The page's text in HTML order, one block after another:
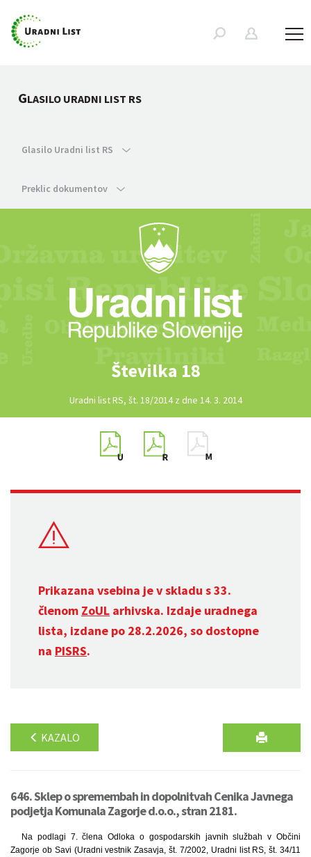
GLASILO URADNI LIST RS
Glasilo Uradni list RS
Preklic dokumentov
Številka 18
Uradni list RS, št. 18/2014 z dne 14. 3. 2014
Prikazana vsebina je v skladu s 33.
členom ZoUL arhivska. Izdaje uradnega
lista, izdane po 28.2.2026, so dostopne
na PISRS.
KAZALO
646. Sklep o spremembah in dopolnitvah Cenika Javnega
podjetja Komunala Zagorje d.o.o., stran 2181.
Na podlagi 7. člena Odloka o gospodarskih javnih službah v Občini
Zagorje ob Savi (Uradni vestnik Zasavja, št. 7/2002, Uradni list RS, št. 34/11